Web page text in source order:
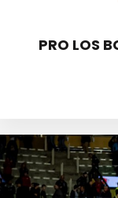
PRO LOS